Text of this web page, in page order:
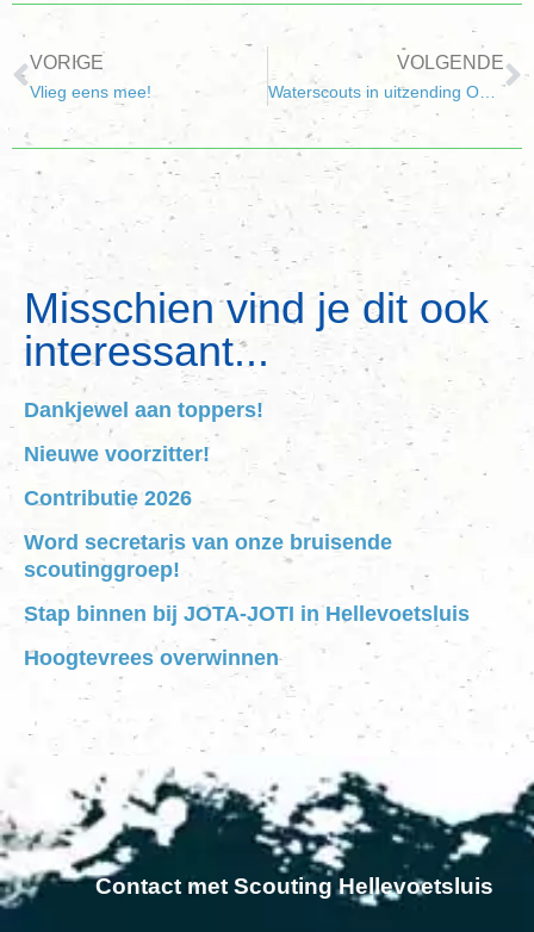
VORIGE
Vlieg eens mee!
VOLGENDE
Waterscouts in uitzending Omroep Zeeland
Misschien vind je dit ook
interessant...
Dankjewel aan toppers!
Nieuwe voorzitter!
Contributie 2026
Word secretaris van onze bruisende
scoutinggroep!
Stap binnen bij JOTA-JOTI in Hellevoetsluis
Hoogtevrees overwinnen
Contact met Scouting Hellevoetsluis